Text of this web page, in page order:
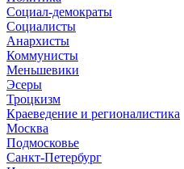
Социал-демократы
Социалисты
Анархисты
Коммунисты
Меньшевики
Эсеры
Троцкизм
Краеведение и регионалистика
Москва
Подмосковье
Санкт-Петербург